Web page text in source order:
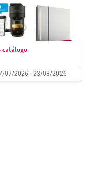
catálogo
07/2026 - 23/08/2026